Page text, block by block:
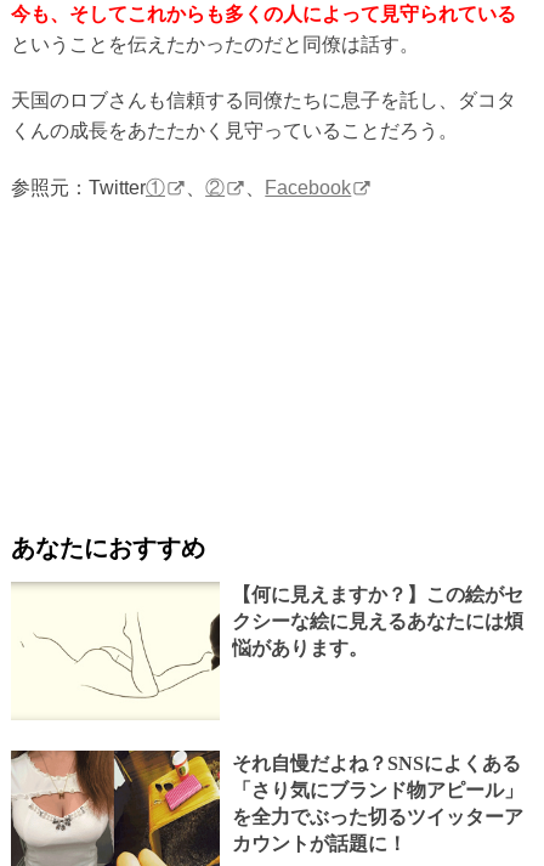
今も、そしてこれからも多くの人によって見守られている
ということを伝えたかったのだと同僚は話す。
天国のロブさんも信頼する同僚たちに息子を託し、ダコタ
くんの成長をあたたかく見守っていることだろう。
参照元：Twitter① 、② Facebook
あなたにおすすめ
【何に見えますか？】この絵がセ
クシーな絵に見えるあなたには煩
悩があります。
それ自慢だよね？SNSによくある
「さり気にブランド物アピール」
を全力でぶった切るツイッターア
カウントが話題に！